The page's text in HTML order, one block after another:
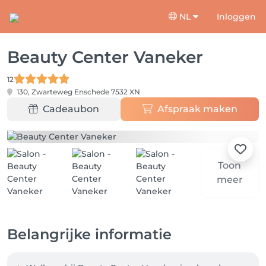
NL Inloggen
Beauty Center Vaneker
12
130, Zwarteweg Enschede 7532 XN
Cadeaubon Afspraak maken
Toon
meer
Belangrijke informatie